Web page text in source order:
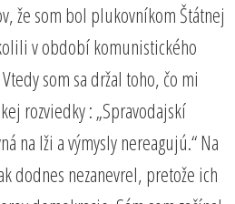
že som bol plukovníkom Štátnej
v období komunistického
som sa držal toho, čo mi
rozviedky : „Spravodajskí
na lži a výmysly nereagujú.“ Na
dodnes nezanevrel, pretože ich